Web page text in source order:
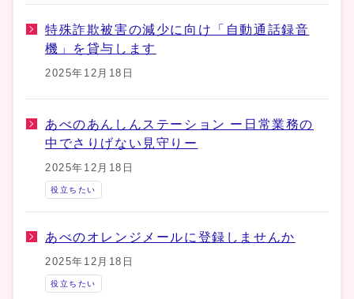
特殊詐欺被害の減少に向け「自動通話録音
機」を貸与します
2025年12月18日
あべのあんしんステーション ー日常業務の
中でさりげない見守りー
2025年12月18日
役立ちたい
あべのオレンジメールに登録しませんか
2025年12月18日
役立ちたい